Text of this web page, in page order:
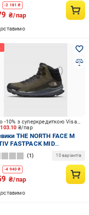
-2 181 ₴
₴/пар
₴/пар
До -10% з суперкредиткою Visa Вигода
THE NORTH FACE M
FASTPACK MID
NF0A5JCWWMB1
1 10 варіантів
-4 940 ₴
₴/пар